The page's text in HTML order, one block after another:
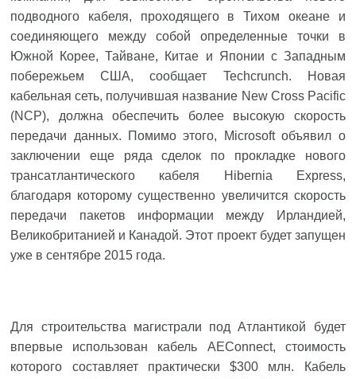
подводного кабеля, проходящего в Тихом океане и
соединяющего между собой определенные точки в
Южной Корее, Тайване, Китае и Японии с Западным
побережьем США,сообщает Techcrunch. Новая
кабельная сеть, получившая название New Cross Pacific
(NCP), должна обеспечить более высокую скорость
передачи данных. Помимо этого, Microsoft объявил о
заключении еще ряда сделок по прокладке нового
трансатлантического кабеля Hibernia Express,
благодаря которому существенно увеличится скорость
передачи пакетов информации между Ирландией,
Великобританией и Канадой. Этот проект будет запущен
уже в сентябре 2015 года.
Для строительства магистрали под Атлантикой будет
впервые использован кабель AEConnect, стоимость
которого составляет практически $300 млн. Кабель